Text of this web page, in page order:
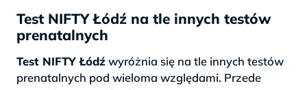
Test NIFTY Łódź na tle innych testów
prenatalnych
Test NIFTY Łódźwyróżnia się na tle innych testów
prenatalnych pod wieloma względami. Przede